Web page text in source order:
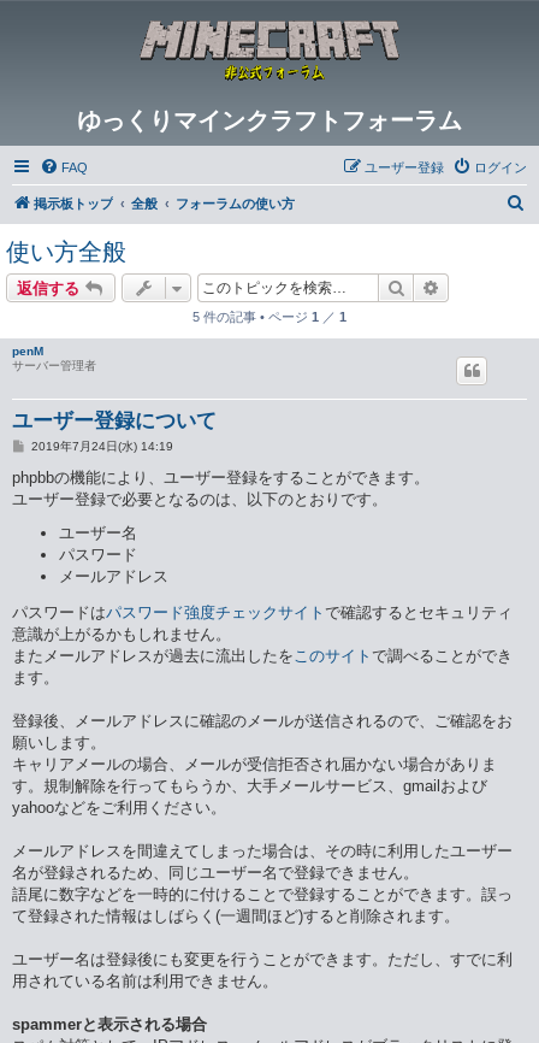
ゆっくりマインクラフトフォーラム
FAQ ログイン
ユーザー登録
掲示板トップ 全般 フォーラムの使い方
使い方全般
返信する 検索
5 件の記事 • ページ 1 ／ 1
penM
サーバー管理者
ユーザー登録について
投
記
事
2019年7月24日(水) 14:19
phpbbの機能により、ユーザー登録をすることができます。
ユーザー登録で必要となるのは、以下のとおりです。
ユーザー名
パスワード
メールアドレス
パスワードはパスワード強度チェックサイト で確認するとセキュリティ
意識が上がるかもしれません。
またメールアドレスが過去に流出したをこのサイト で調べることができ
ます。
登録後、メールアドレスに確認のメールが送信されるので、ご確認をお
願いします。
キャリアメールの場合、メールが受信拒否され届かない場合がありま
す。規制解除を行ってもらうか、大手メールサービス、gmailおよび
yahooなどをご利用ください。
メールアドレスを間違えてしまった場合は、その時に利用したユーザー
名が登録されるため、同じユーザー名で登録できません。
語尾に数字などを一時的に付けることで登録することができます。誤っ
て登録された情報はしばらく(一週間ほど)すると削除されます。
ユーザー名は登録後にも変更を行うことができます。ただし、すでに利
用されている名前は利用できません。
spammerと表示される場合